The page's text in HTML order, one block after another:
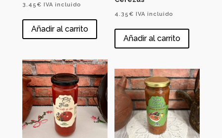
3.45 € IVA incluido
Añadir al carrito
4.35 € IVA incluido
Añadir al carrito